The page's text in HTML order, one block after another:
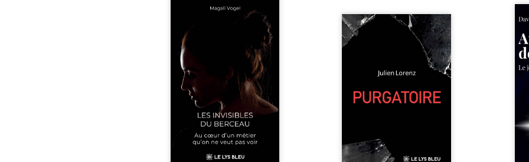
Qui prend soin de celles et
ceux auxquels nous confions
nos enfants ? Derrière la
douceur apparente des
maisons d’accueil se joue une
réalité que nul ne soupçonne :
rémunérations dérisoires,
solitude, épuisement,
responsabilités écrasantes… À
travers des témoignages
saisissants et sa propre
expérience, Magali Vogel lève
le voile sur les coulisses d’une ...
Vingt années d’écriture, de
blessures, d’émotions et de
pensées se rencontrent dans
ce recueil profondément
intime. Entre nouvelles
autobiographiques, poèmes
philosophiques, chaque texte
ouvre une porte sur
être choisie au hasard, comme
une rencontre inattendue sur
le chemin de la vie. ...
Né
la
ses
prix
les